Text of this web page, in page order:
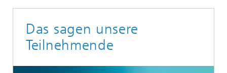
Das sagen unsere
Teilnehmende